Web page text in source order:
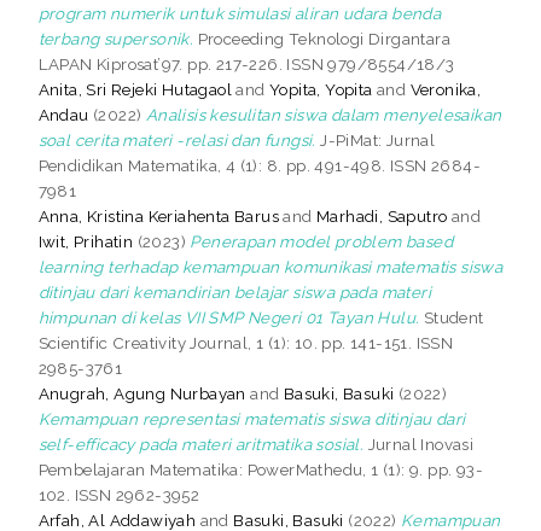
program numerik untuk simulasi aliran udara benda
terbang supersonik. Proceeding Teknologi Dirgantara
LAPAN Kiprosat’97. pp. 217-226. ISSN 979/8554/18/3
Anita, Sri Rejeki Hutagaol andYopita, Yopita and Veronika,
Andau (2022) Analisis kesulitan siswa dalam menyelesaikan
soal cerita materi -relasi dan fungsi. J-PiMat: Jurnal
Pendidikan Matematika, 4 (1): 8. pp. 491-498. ISSN 2684-
7981
Anna, Kristina Keriahenta Barusand Marhadi, Saputro and
Iwit, Prihatin (2023) Penerapan model problem based
learning terhadap kemampuan komunikasi matematis siswa
ditinjau dari kemandirian belajar siswa pada materi
himpunan di kelas VII SMP Negeri 01 Tayan Hulu. Student
Scientific Creativity Journal, 1 (1): 10. pp. 141-151. ISSN
2985-3761
Anugrah, Agung Nurbayan and Basuki, Basuki (2022)
Kemampuan representasi matematis siswa ditinjau dari
self-efficacy pada materi aritmatika sosial. Jurnal Inovasi
Pembelajaran Matematika: PowerMathedu, 1 (1): 9. pp. 93-
102. ISSN 2962-3952
Arfah, Al Addawiyah and Basuki, Basuki (2022) Kemampuan